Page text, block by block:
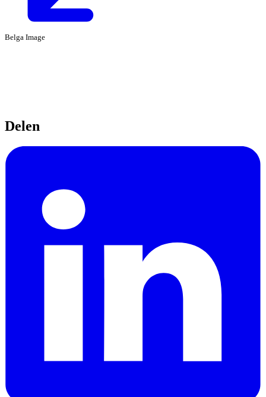
Belga Image
Delen